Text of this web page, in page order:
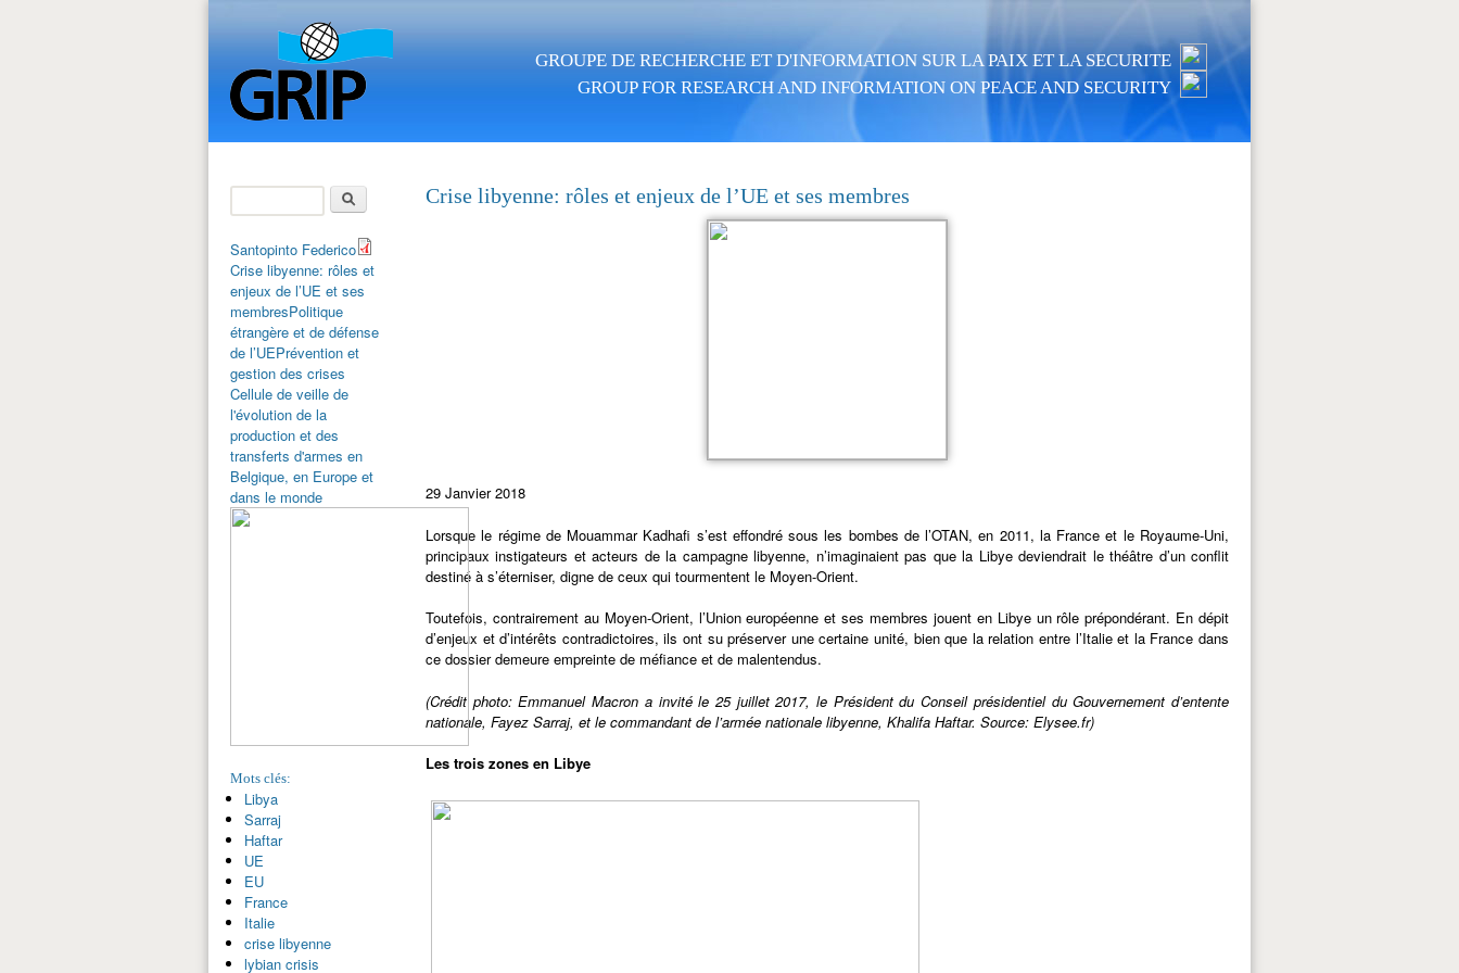
GROUPE DE RECHERCHE ET D'INFORMATION SUR LA PAIX ET LA SECURITE
GROUP FOR RESEARCH AND INFORMATION ON PEACE AND SECURITY
Crise libyenne: rôles et enjeux de l’UE et ses membres
29 Janvier 2018
Lorsque le régime de Mouammar Kadhafi s’est effondré sous les bombes de l’OTAN, en 2011, la France et le Royaume-Uni,
principaux instigateurs et acteurs de la campagne libyenne, n’imaginaient pas que la Libye deviendrait le théâtre d’un conflit
destiné à s’éterniser, digne de ceux qui tourmentent le Moyen-Orient.
Toutefois, contrairement au Moyen-Orient, l’Union européenne et ses membres jouent en Libye un rôle prépondérant. En dépit
d’enjeux et d’intérêts contradictoires, ils ont su préserver une certaine unité, bien que la relation entre l’Italie et la France dans
ce dossier demeure empreinte de méfiance et de malentendus.
(Crédit photo: Emmanuel Macron a invité le 25 juillet 2017, le Président du Conseil présidentiel du Gouvernement d’entente
nationale, Fayez Sarraj, et le commandant de l’armée nationale libyenne, Khalifa Haftar. Source: Elysee.fr)
Les trois zones en Libye
Formulaire de
recherche
Santopinto Federico
Crise libyenne: rôles et
enjeux de l’UE et ses
membresPolitique
étrangère et de défense
de l’UEPrévention et
gestion des crises
Cellule de veille de
l'évolution de la
production et des
transferts d'armes en
Belgique, en Europe et
dans le monde
Mots clés:
Libya
Sarraj
Haftar
UE
EU
France
Italie
crise libyenne
lybian crisis